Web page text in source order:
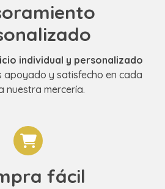
individual y personalizado
apoyado y satisfecho en cada
nuestra mercería.
fácil